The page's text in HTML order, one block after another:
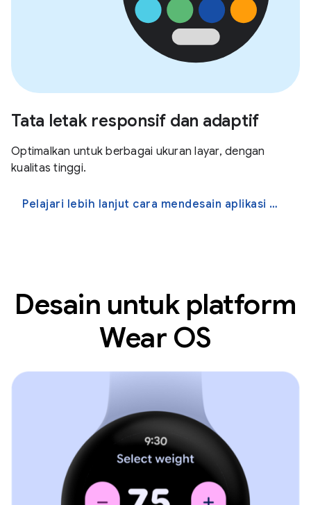
Tata letak responsif dan adaptif
Optimalkan untuk berbagai ukuran layar, dengan
kualitas tinggi.
Pelajari lebih lanjut cara mendesain aplikasi yang lebih adaptif
Desain untuk platform
Wear OS